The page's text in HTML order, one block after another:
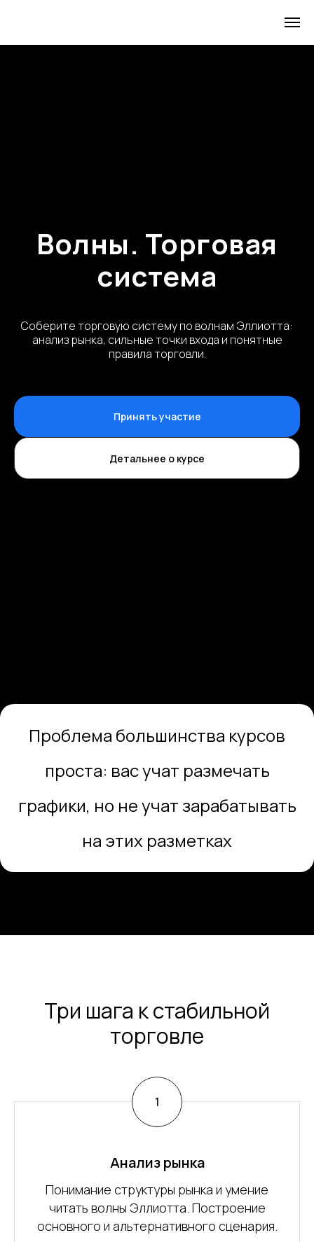
Волны. Торговая
система
Соберите торговую систему по волнам Эллиотта:
анализ рынка, сильные точки входа и понятные
правила торговли.
Принять участие
Детальнее о курсе
Проблема большинства курсов
проста: вас учат размечать
графики, но не учат зарабатывать
на этих разметках
Три шага к стабильной
торговле
Анализ рынка
Понимание структуры рынка и умение
читать волны Эллиотта. Построение
основного и альтернативного сценария.